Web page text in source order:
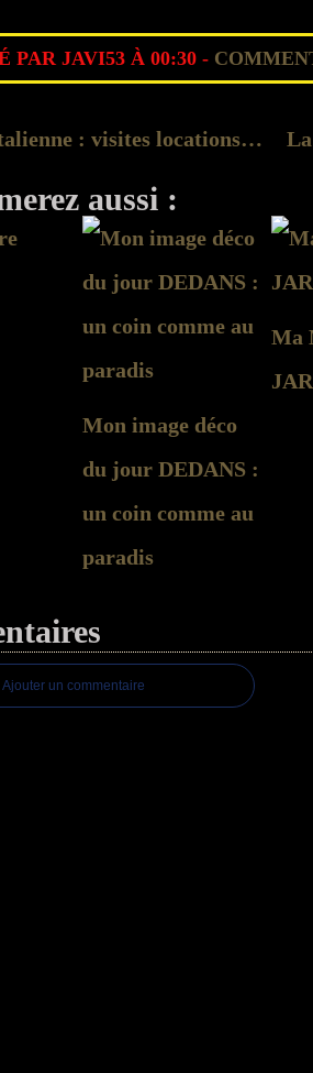
PAR JAVI53 À 00:30 -
La decoItalienne : visites locations de vacances
aussi :
Mon image déco
du jour DEDANS :
un coin comme au
paradis
Ma
Ajouter un commentaire